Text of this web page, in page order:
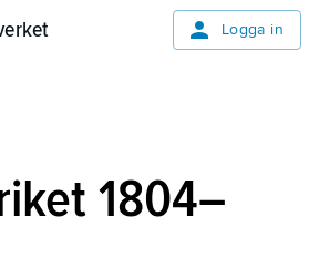
Logga in
1804–